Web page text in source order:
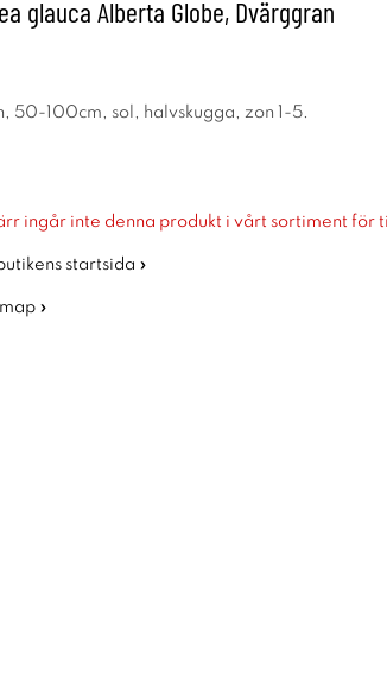
glauca Alberta Globe, Dvärggran
50-100cm, sol, halvskugga, zon 1-5.
ingår inte denna produkt i vårt sortiment för
startsida »
»